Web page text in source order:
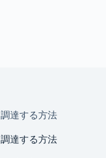
達する方法
達する方法